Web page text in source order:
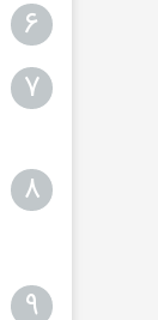
۶
۷
۸
۹